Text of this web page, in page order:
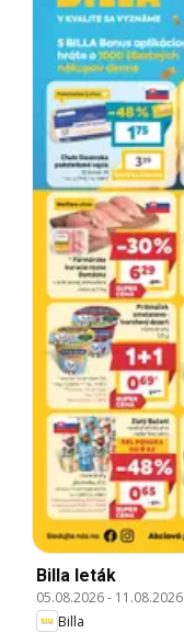
Billa leták
05.08.2026- 11.08.2026
Billa